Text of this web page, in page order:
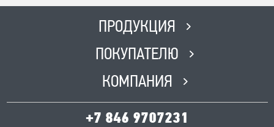
Время работы
ПН-ПТ с 8:00 до 17:00, СБ с 8:00
ПРОДУКЦИЯ
ПОКУПАТЕЛЮ
КОМПАНИЯ
+7 846 9707231